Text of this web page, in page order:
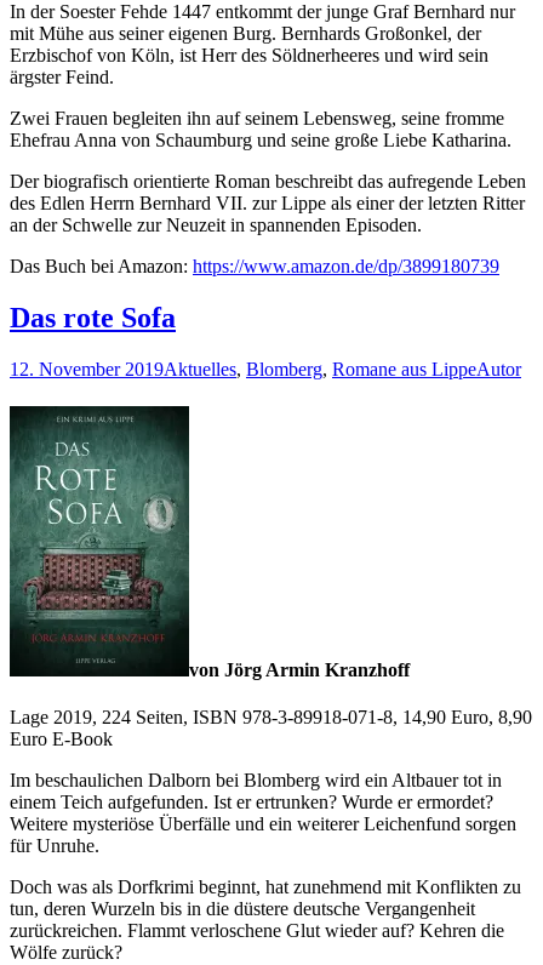
In der Soester Fehde 1447 entkommt der junge Graf Bernhard nur
mit Mühe aus seiner eigenen Burg. Bernhards Großonkel, der
Erzbischof von Köln, ist Herr des Söldnerheeres und wird sein
ärgster Feind.
Zwei Frauen begleiten ihn auf seinem Lebensweg, seine fromme
Ehefrau Anna von Schaumburg und seine große Liebe Katharina.
Der biografisch orientierte Roman beschreibt das aufregende Leben
des Edlen Herrn Bernhard VII. zur Lippe als einer der letzten Ritter
an der Schwelle zur Neuzeit in spannenden Episoden.
Das Buch bei Amazon: https://www.amazon.de/dp/3899180739
Das rote Sofa
12. November 2019Aktuelles, Blomberg, Romane aus LippeAutor
von Jörg Armin Kranzhoff
Lage 2019, 224 Seiten, ISBN 978-3-89918-071-8, 14,90 Euro, 8,90
Euro E-Book
Im beschaulichen Dalborn bei Blomberg wird ein Altbauer tot in
einem Teich aufgefunden. Ist er ertrunken? Wurde er ermordet?
Weitere mysteriöse Überfälle und ein weiterer Leichenfund sorgen
für Unruhe.
Doch was als Dorfkrimi beginnt, hat zunehmend mit Konflikten zu
tun, deren Wurzeln bis in die düstere deutsche Vergangenheit
zurückreichen. Flammt verloschene Glut wieder auf? Kehren die
Wölfe zurück?